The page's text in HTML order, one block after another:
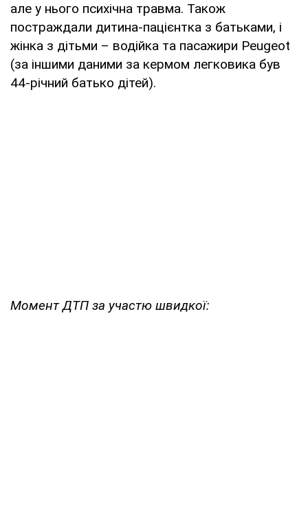
але у нього психічна травма. Також
постраждали дитина-пацієнтка з батьками, і
жінка з дітьми – водійка та пасажири Peugeot
(за іншими даними за кермом легковика був
44-річний батько дітей).
Момент ДТП за участю швидкої: